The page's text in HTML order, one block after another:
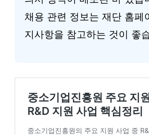
채용 관련 정보는 재단 홈페
지사항을 참고하는 것이 좋